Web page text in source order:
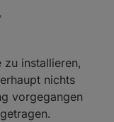
installieren,
nichts
vorgegangen